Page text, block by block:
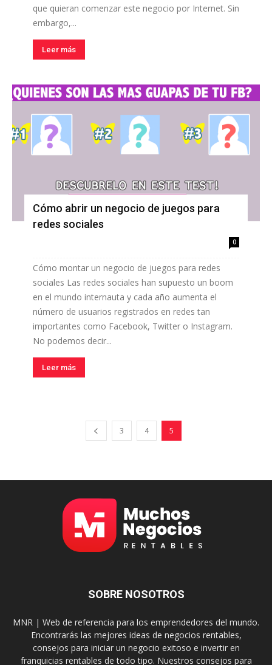
que quieran comenzar este negocio por Internet. Sin
embargo,...
Leer más
Cómo abrir un negocio de juegos para
redes sociales
0
Cómo montar un negocio de juegos para redes
sociales Las redes sociales han supuesto un boom
en el mundo internauta y cada año aumenta el
número de usuarios registrados en redes tan
importantes como Facebook, Twitter o Instagram.
No podemos decir...
Leer más
3 4 5
SOBRE NOSOTROS
MNR | Web de referencia para los emprendedores del mundo.
Encontrarás las mejores ideas de negocios rentables,
consejos para iniciar un negocio exitoso e invertir en
franquicias rentables de todo tipo. Nuestros consejos para